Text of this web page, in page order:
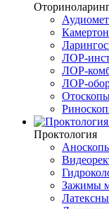
Камертон
ЛОР-
ЛОР-
ЛОР-
Проктология
Зажимы